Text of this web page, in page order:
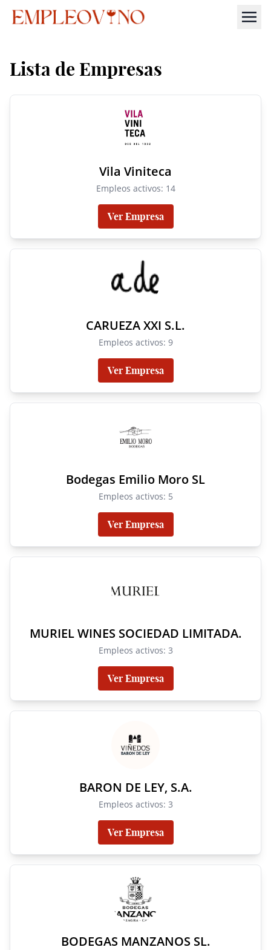
Lista de Empresas
Vila Viniteca
Empleos activos: 14
Ver Empresa
CARUEZA XXI S.L.
Empleos activos: 9
Ver Empresa
Bodegas Emilio Moro SL
Empleos activos: 5
Ver Empresa
MURIEL WINES SOCIEDAD LIMITADA.
Empleos activos: 3
Ver Empresa
BARON DE LEY, S.A.
Empleos activos: 3
Ver Empresa
BODEGAS MANZANOS SL.